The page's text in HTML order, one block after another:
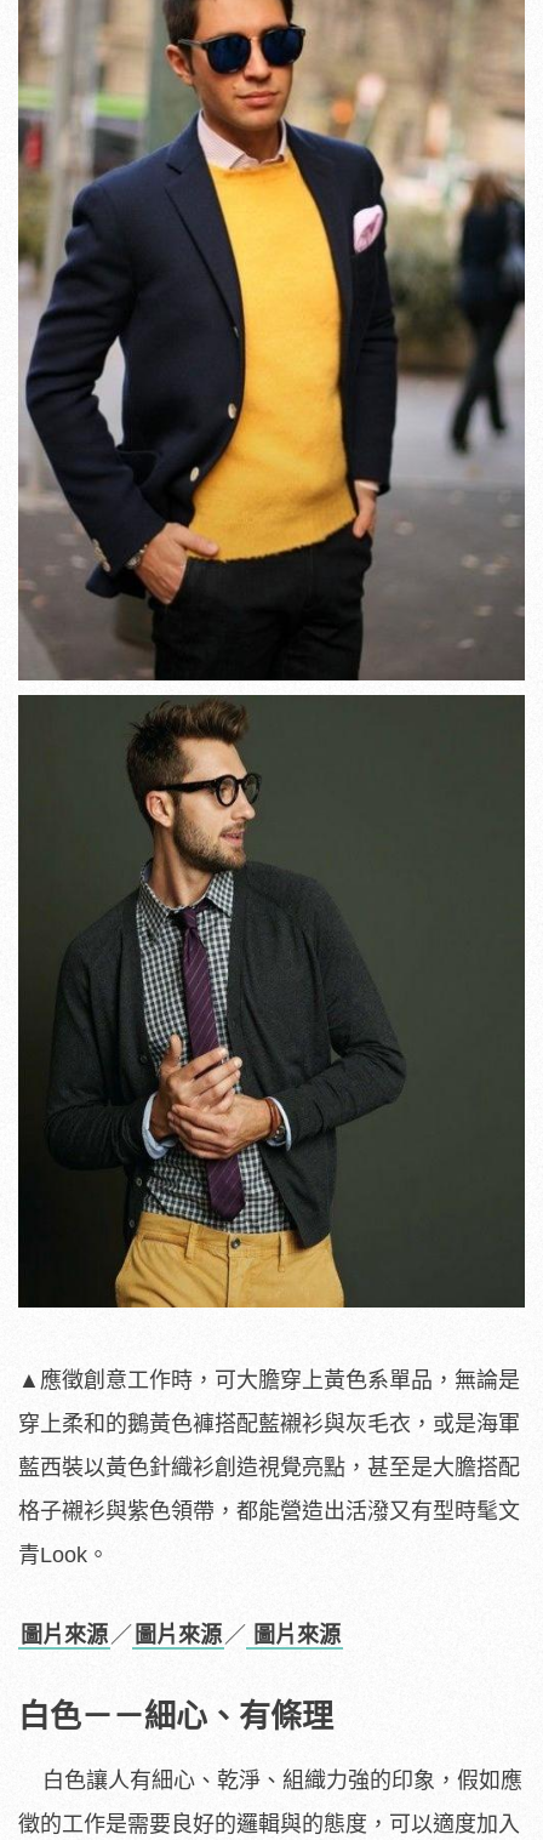
▲應徵創意工作時，可大膽穿上黃色系單品，無論是
穿上柔和的鵝黃色褲搭配藍襯衫與灰毛衣，或是海軍
藍西裝以黃色針織衫創造視覺亮點，甚至是大膽搭配
格子襯衫與紫色領帶，都能營造出活潑又有型時髦文
青Look。
圖片來源 ／ 圖片來源 ／ 圖片來源
白色－－細心、有條理
白色讓人有細心、乾淨、組織力強的印象，假如應
徵的工作是需要良好的邏輯與的態度，可以適度加入